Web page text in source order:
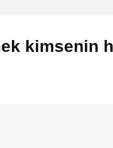
kimsenin